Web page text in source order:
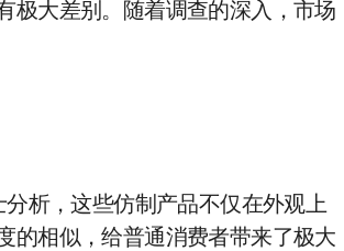
极大差别。随着调查的深入，市场
析，这些仿制产品不仅在外观上
的相似，给普通消费者带来了极大